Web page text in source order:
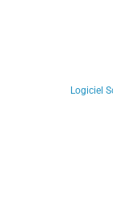
Logiciel